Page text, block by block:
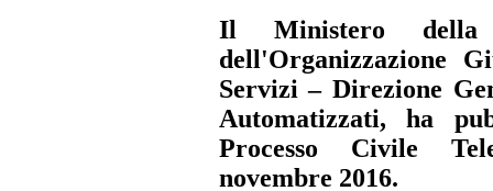
Il Ministero della
dell'Organizzazione
Servizi – Direzione
Automatizzati, ha
Processo Civile
novembre 2016.